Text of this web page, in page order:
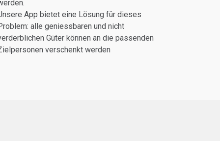
App bietet eine Lösung für dieses
alle geniessbaren und nicht
Güter können an die passenden
verschenkt werden